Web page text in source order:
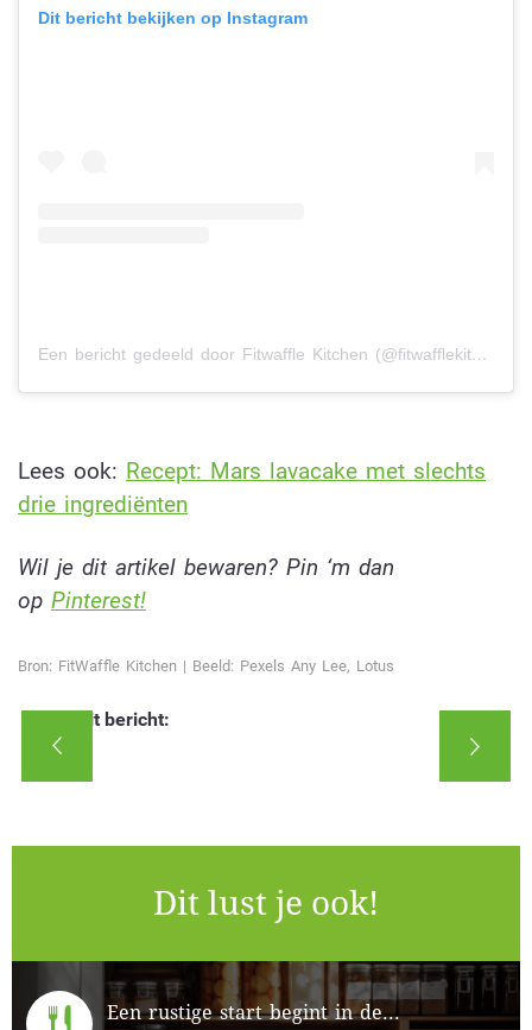
Dit bericht bekijken op Instagram
Een bericht gedeeld door Fitwaffle Kitchen (@fitwafflekitchen)
Lees ook: Recept: Mars lavacake met slechts
drie ingrediënten
Wil je dit artikel bewaren? Pin ‘m dan
op Pinterest!
Bron: FitWaffle Kitchen | Beeld: Pexels Any Lee, Lotus
Deel dit bericht:
Dit lust je ook!
Een rustige start begint in de...